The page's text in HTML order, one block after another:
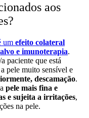
aos
um efeito colateral
e imunoterapia.
paciente que está
pele muito sensível e
descamação.
pele mais fina e
e sujeita a irritações,
na pele.